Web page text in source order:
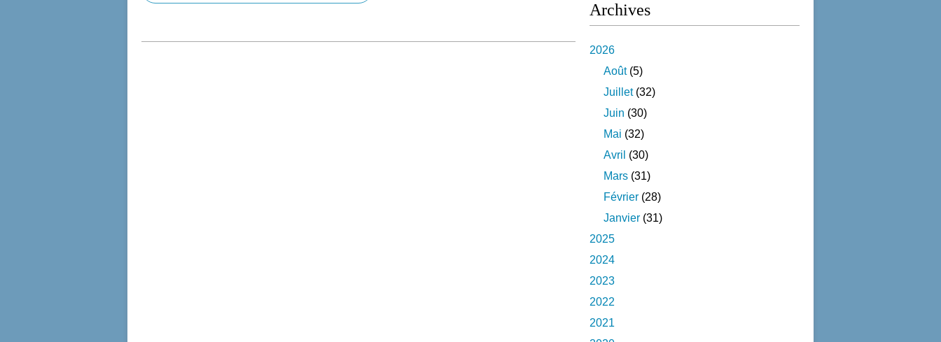
Archives
2026
Août(5)
Juillet(32)
Juin (30)
Mai (32)
Avril (30)
Mars (31)
Février (28)
Janvier (31)
2025
2024
2023
2022
2021